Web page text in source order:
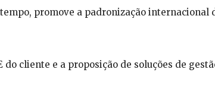
promove a padronização internacional
cliente e a proposição de soluções de